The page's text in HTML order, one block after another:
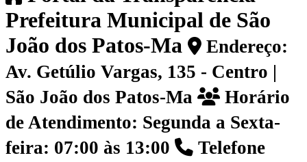
Prefeitura Municipal de São
João dos Patos-Ma
Endereço:
Av. Getúlio Vargas, 135 - Centro |
São João dos Patos-Ma
Horário
de Atendimento: Segunda a Sexta-
feira: 07:00 às 13:00
Telefone